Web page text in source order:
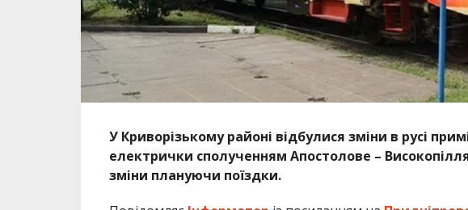
У Криворізькому районі відбулися зміни в русі
електрички сполученням Апостолове –
зміни плануючи поїздки.